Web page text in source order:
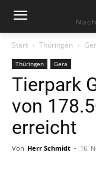
Start Thüringen
Thüringen Gera
Tierpark
von
erreicht
Von Herr Schmidt - 16.